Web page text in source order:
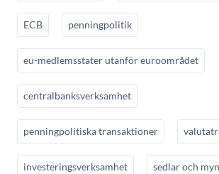
ECB penningpolitik
eu-medlemsstater utanför euroområdet
centralbanksverksamhet
penningpolitiska transaktioner
investeringsverksamhet sedlar och